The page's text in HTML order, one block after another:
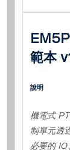
範本
說明
機電式
制單元透
必要的 IO